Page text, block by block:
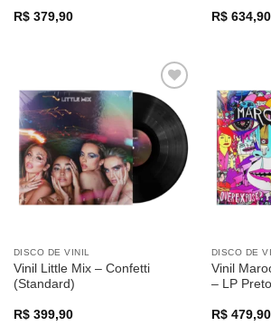
R$379,90 R$634,90
Adicionar
a lista de
desejos
DISCO DE VINIL
Vinil Little Mix – Confetti
(Standard)
R$399,90
DISCO DE
Vinil
– LP Preto
R$479,90